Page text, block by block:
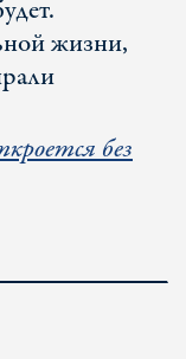
жизни,
без